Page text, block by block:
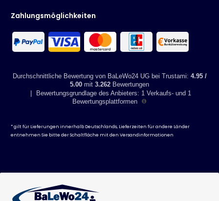
Zahlungsmöglichkeiten
Durchschnittliche Bewertung von BaLeWo24 UG bei Trustami: 4.95 /
5.00 mit 3.262 Bewertungen
|
Bewertungsgrundlage des Anbieters: 1 Verkaufs- und 1
Bewertungsplattformen
* gilt für Lieferungen innerhalb Deutschlands, Lieferzeiten für andere Länder
entnehmen Sie bitte der Schaltfläche mit denVersandinformationen